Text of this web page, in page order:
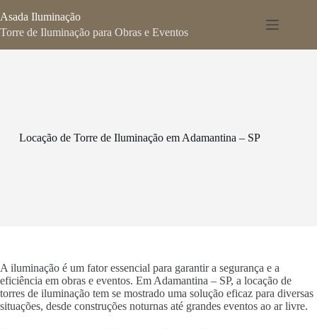
para
o
Asada Iluminação
Torre de Iluminação para Obras e Eventos
Locação de Torre de Iluminação em Adamantina – SP
A iluminação é um fator essencial para garantir a segurança e a
eficiência em obras e eventos. Em Adamantina – SP, a locação de
torres de iluminação tem se mostrado uma solução eficaz para diversas
situações, desde construções noturnas até grandes eventos ao ar livre.